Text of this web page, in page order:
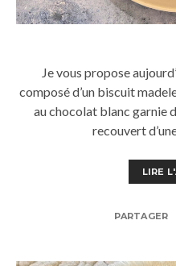
Je vous propose
composé d’un biscuit
au chocolat blanc garnie
recouvert
LIRE
PARTAGER